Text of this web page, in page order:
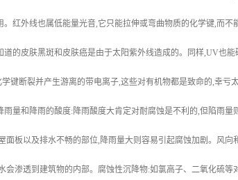
。红外线也属低能量光音,它只能拉伸或弯曲物质的化学键,而
道的皮肤黑斑和皮肤癌是由于太阳紫外线造成的。同样,UV也
键断裂并产生游离的带电离子,这些对有机物都是致命的,幸
量和降雨的酸度:降雨酸度大肯定对耐腐蚀是不利的,但陷雨
面板以及排水不畅的部位,降雨量大则容易引起腐蚀加剧。风
会渗透到建筑物的内部。腐蚀性沉降物:如氯高子、二氧化硫